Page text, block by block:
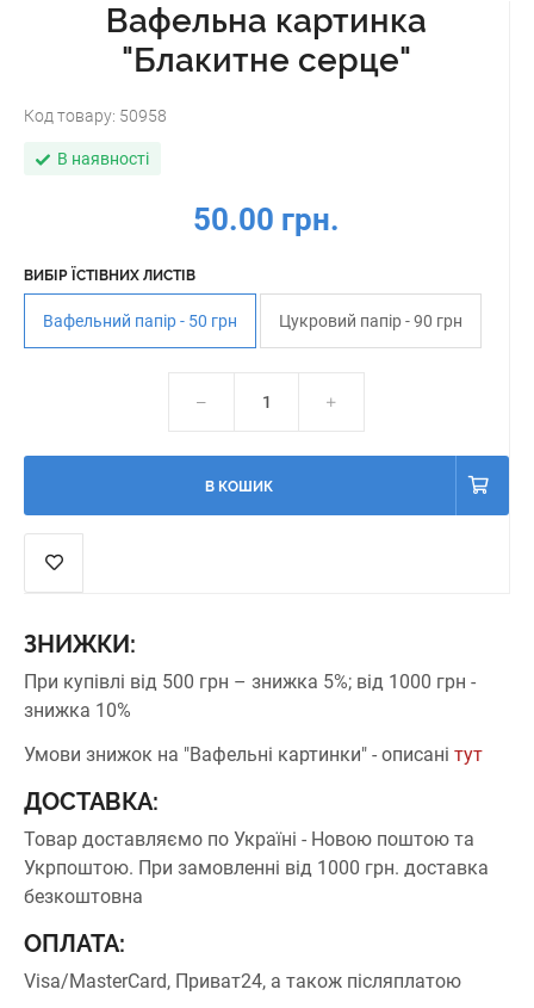
Вафельна картинка
"Блакитне серце"
Код товару: 50958
В наявності
50.00 грн.
ВИБІР ЇСТІВНИХ ЛИСТІВ
Вафельний папір - 50 грн Цукровий папір - 90 грн
В КОШИК
ЗНИЖКИ:
При купівлі від 500 грн – знижка 5%; від 1000 грн -
знижка 10%
Умови знижок на "Вафельні картинки" - описані тут
ДОСТАВКА:
Товар доставляємо по Україні - Новою поштою та
Укрпоштою. При замовленні від 1000 грн. доставка
безкоштовна
ОПЛАТА:
Visa/MasterCard, Приват24, а також післяплатою